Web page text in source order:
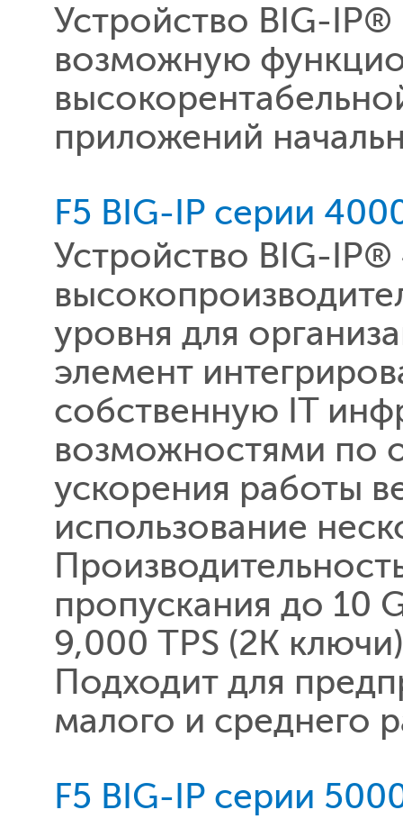
Устройство BIG-
возможную
приложений
F5 BIG-IP серии
Устройство BIG-
уровня для
элемент
собственную IT
возможностями по
ускорения работы
использование
пропускания до 10
9,000 TPS (2K
Подходит для
малого и среднего
F5 BIG-IP серии